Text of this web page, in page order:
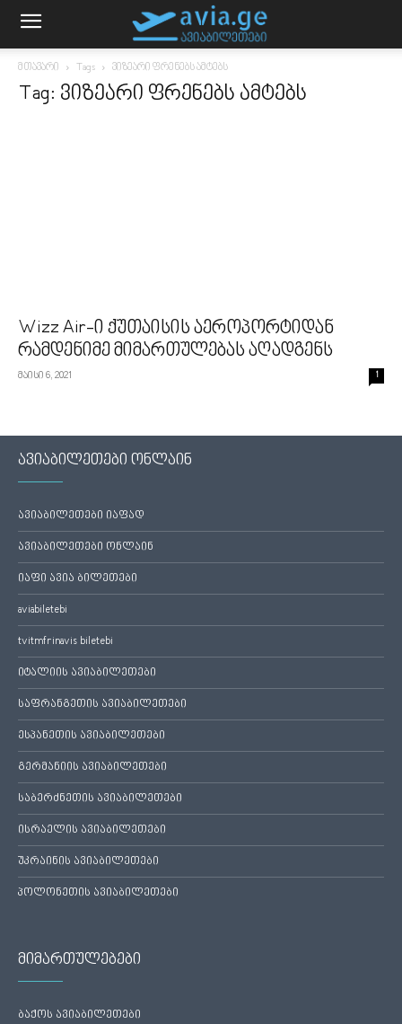
მთავარი Tags ვიზეარი ფრენებს ამტებს
Tag: ვიზეარი ფრენებს ამტებს
Wizz Air-ი ქუთაისის აეროპორტიდან
რამდენიმე მიმართულებას აღადგენს
მაისი 6, 2021 1
ავიაბილეთები ონლაინ
ავიაბილეთები იაფად
ავიაბილეთები ონლაინ
იაფი ავია ბილეთები
aviabiletebi
tvitmfrinavis biletebi
იტალიის ავიაბილეთები
საფრანგეთის ავიაბილეთები
ესპანეთის ავიაბილეთები
გერმანიის ავიაბილეთები
საბერძნეთის ავიაბილეთები
ისრაელის ავიაბილეთები
უკრაინის ავიაბილეთები
პოლონეთის ავიაბილეთები
მიმართულებები
ბაქოს ავიაბილეთები